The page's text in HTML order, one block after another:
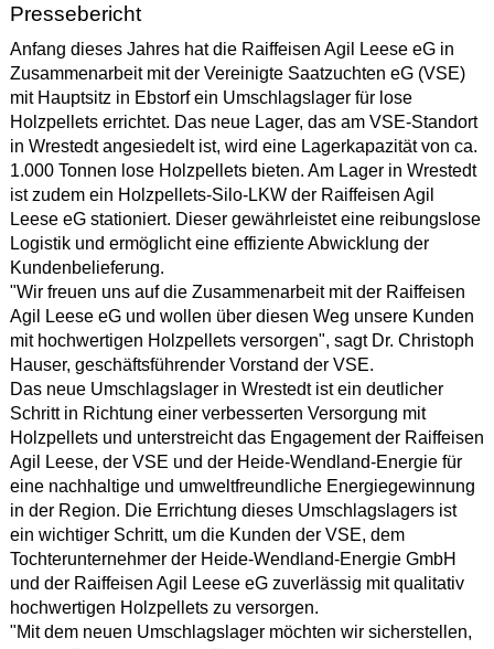
Pressebericht
Anfang dieses Jahres hat die Raiffeisen Agil Leese eG in
Zusammenarbeit mit der Vereinigte Saatzuchten eG (VSE)
mit Hauptsitz in Ebstorf ein Umschlagslager für lose
Holzpellets errichtet. Das neue Lager, das am VSE-Standort
in Wrestedt angesiedelt ist, wird eine Lagerkapazität von ca.
1.000 Tonnen lose Holzpellets bieten. Am Lager in Wrestedt
ist zudem ein Holzpellets-Silo-LKW der Raiffeisen Agil
Leese eG stationiert. Dieser gewährleistet eine reibungslose
Logistik und ermöglicht eine effiziente Abwicklung der
Kundenbelieferung.
"Wir freuen uns auf die Zusammenarbeit mit der Raiffeisen
Agil Leese eG und wollen über diesen Weg unsere Kunden
mit hochwertigen Holzpellets versorgen", sagt Dr. Christoph
Hauser, geschäftsführender Vorstand der VSE.
Das neue Umschlagslager in Wrestedt ist ein deutlicher
Schritt in Richtung einer verbesserten Versorgung mit
Holzpellets und unterstreicht das Engagement der Raiffeisen
Agil Leese, der VSE und der Heide-Wendland-Energie für
eine nachhaltige und umweltfreundliche Energiegewinnung
in der Region. Die Errichtung dieses Umschlagslagers ist
ein wichtiger Schritt, um die Kunden der VSE, dem
Tochterunternehmer der Heide-Wendland-Energie GmbH
und der Raiffeisen Agil Leese eG zuverlässig mit qualitativ
hochwertigen Holzpellets zu versorgen.
"Mit dem neuen Umschlagslager möchten wir sicherstellen,